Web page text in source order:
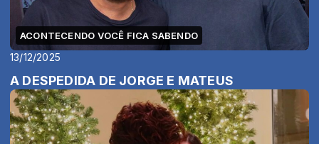
ACONTECENDO VOCÊ FICA SABENDO
13/12/2025
A DESPEDIDA DE JORGE E MATEUS